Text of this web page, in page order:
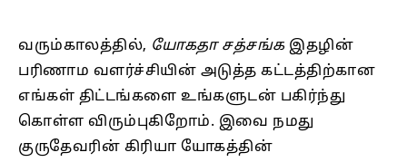
வரும்காலத்தில், யோகதா சத்சங்க இதழின்
பரிணாம வளர்ச்சியின் அடுத்த கட்டத்திற்கான
எங்கள் திட்டங்களை உங்களுடன் பகிர்ந்து
கொள்ள விரும்புகிறோம். இவை நமது
குருதேவரின் கிரியா யோகத்தின்